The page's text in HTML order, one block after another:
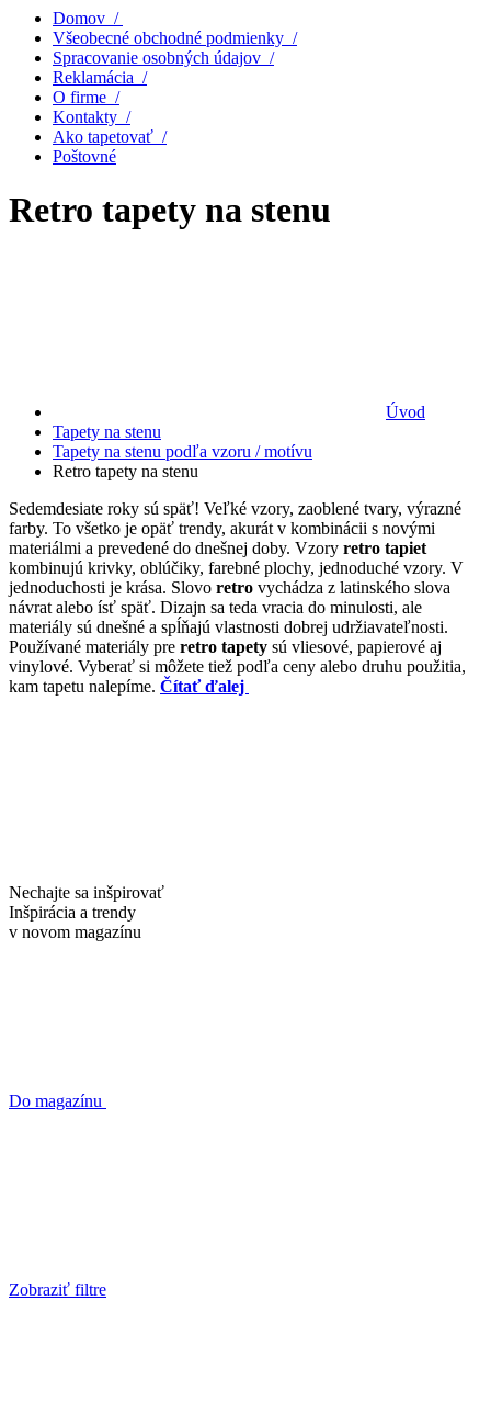
Domov /
Všeobecné obchodné podmienky /
Spracovanie osobných údajov /
Reklamácia /
O firme /
Kontakty /
Ako tapetovať /
Poštovné
Retro tapety na stenu
Úvod
Tapety na stenu
Tapety na stenu podľa vzoru / motívu
Retro tapety na stenu
Sedemdesiate roky sú späť! Veľké vzory, zaoblené tvary, výrazné
farby. To všetko je opäť trendy, akurát v kombinácii s novými
materiálmi a prevedené do dnešnej doby. Vzory retro tapiet
kombinujú krivky, oblúčiky, farebné plochy, jednoduché vzory. V
jednoduchosti je krása. Slovo retro vychádza z latinského slova
návrat alebo ísť späť. Dizajn sa teda vracia do minulosti, ale
materiály sú dnešné a spĺňajú vlastnosti dobrej udržiavateľnosti.
Používané materiály pre retro tapety sú vliesové, papierové aj
vinylové. Vyberať si môžete tiež podľa ceny alebo druhu použitia,
kam tapetu nalepíme. Čítať ďalej
Nechajte sa inšpirovať
Inšpirácia a trendy
v novom magazínu
Do magazínu
Zobraziť filtre